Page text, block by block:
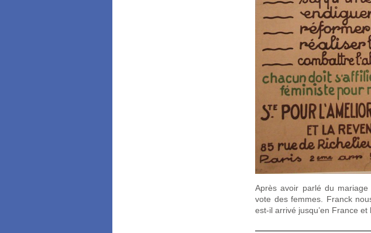
Après avoir parlé du
vote des femmes. Franck
est-il arrivé jusqu’en France